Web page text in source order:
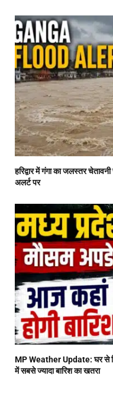
हरिद्वार में गंगा का जलस्तर
अलर्ट पर
MP Weather Update: घर से
में सबसे ज्यादा बारिश का खतरा